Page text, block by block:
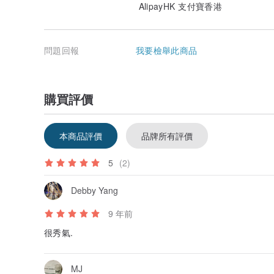
AlipayHK 支付寶香港
問題回報 我要檢舉此商品
購買評價
本商品評價 品牌所有評價
5 (2)
Debby Yang
9 年前
很秀氣.
MJ